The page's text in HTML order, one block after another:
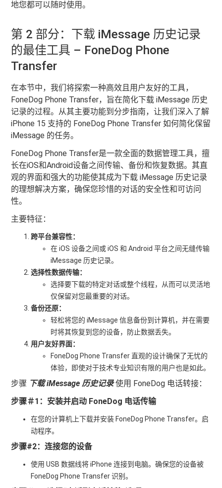
地您都可以随时使用。
第 2 部分：下载 iMessage 历史记录
的最佳工具 – FoneDog Phone
Transfer
在本节中，我们将探索一种高效且用户友好的工具，
FoneDog Phone Transfer，旨在简化下载 iMessage 历史
记录的过程。从其主要功能到分步指南，让我们深入了解
iPhone 15 支持的 FoneDog Phone Transfer 如何简化保留
iMessage 的任务。
FoneDog Phone Transfer是一款全面的数据管理工具，擅
长在iOS和Android设备之间传输、备份和恢复数据。其直
观的界面和强大的功能使其成为下载 iMessage 历史记录
的理想解决方案，确保您珍惜的对话的安全性和可访问
性。
主要特征：
跨平台兼容性：
在 iOS 设备之间或 iOS 和 Android 平台之间无缝传输
iMessage 历史记录。
选择性数据传输：
选择要下载的特定对话或整个线程，从而可以灵活地
仅保留对您最重要的对话。
备份还原：
轻松将您的 iMessage 信息备份到计算机，并在需要
时将其恢复到您的设备，防止数据丢失。
用户友好界面：
FoneDog Phone Transfer 直观的设计确保了无忧的
体验，即使对于技术专业知识有限的用户也是如此。
步骤 下载 iMessage 历史记录使用 FoneDog 电话转接：
步骤＃1：安装并启动 FoneDog 电话传输
在您的计算机上下载并安装 FoneDog Phone Transfer。启
动程序。
步骤#2：连接您的设备
使用 USB 数据线将 iPhone 连接到电脑。确保您的设备被
FoneDog Phone Transfer 识别。